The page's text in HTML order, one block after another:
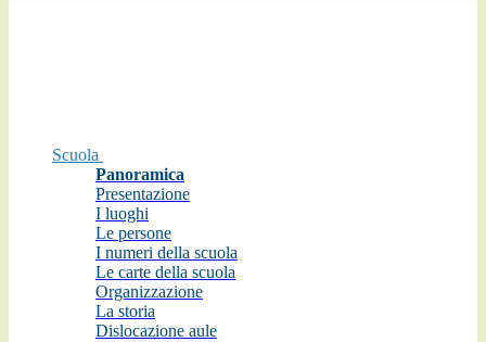
Scuola
Panoramica
Presentazione
I luoghi
Le persone
I numeri della scuola
Le carte della scuola
Organizzazione
La storia
Dislocazione aule